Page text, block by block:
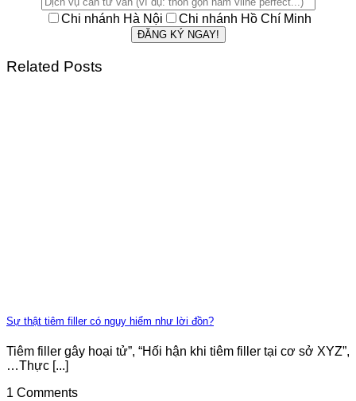
Chi nhánh Hà Nội Chi nhánh Hồ Chí Minh
Related Posts
Sự thật tiêm filler có nguy hiểm như lời đồn?
Tiêm filler gây hoại tử”, “Hối hận khi tiêm filler tại cơ sở XYZ”,
…Thực [...]
1 Comments